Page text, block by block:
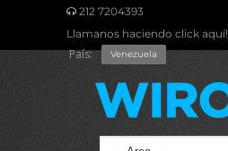
212 7204393
Llamanos haciendo click aquí!
País: Venezuela